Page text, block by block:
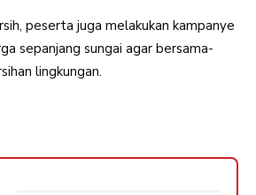
peserta juga melakukan kampanye
sepanjang sungai agar bersama-
lingkungan.